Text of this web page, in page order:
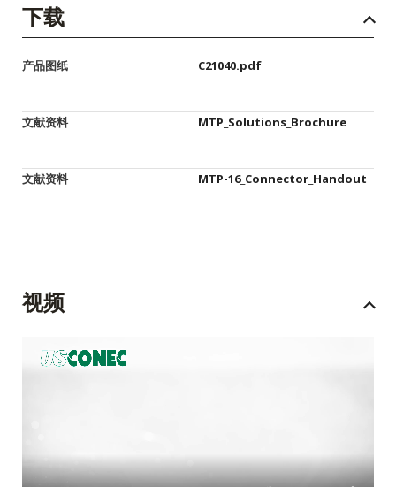
下载
产品图纸 C21040.pdf
文献资料 MTP_Solutions_Brochure
文献资料 MTP-16_Connector_Handout
视频